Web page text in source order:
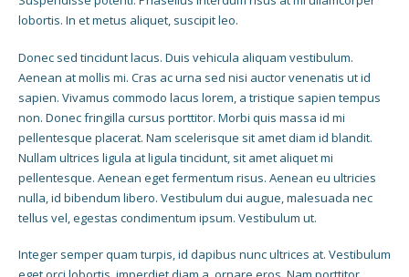
lobortis. In et metus aliquet, suscipit leo.
Donec sed tincidunt lacus. Duis vehicula aliquam vestibulum.
Aenean at mollis mi. Cras ac urna sed nisi auctor venenatis ut id
sapien. Vivamus commodo lacus lorem, a tristique sapien tempus
non. Donec fringilla cursus porttitor. Morbi quis massa id mi
pellentesque placerat. Nam scelerisque sit amet diam id blandit.
Nullam ultrices ligula at ligula tincidunt, sit amet aliquet mi
pellentesque. Aenean eget fermentum risus. Aenean eu ultricies
nulla, id bibendum libero. Vestibulum dui augue, malesuada nec
tellus vel, egestas condimentum ipsum. Vestibulum ut.
Integer semper quam turpis, id dapibus nunc ultrices at. Vestibulum